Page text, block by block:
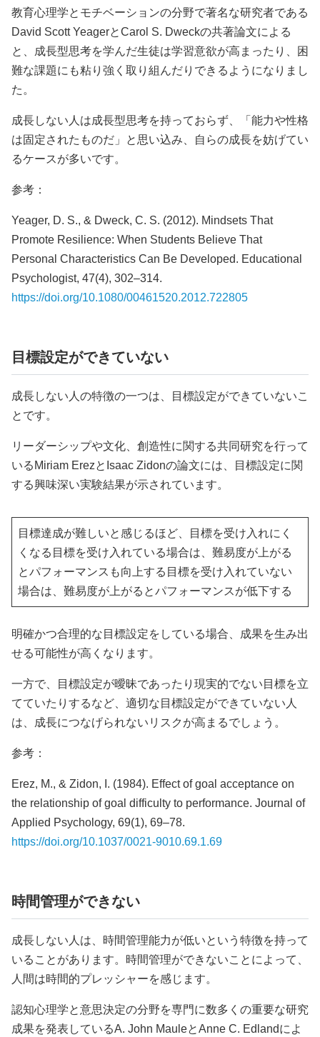
教育心理学とモチベーションの分野で著名な研究者である
David Scott YeagerとCarol S. Dweckの共著論文による
と、成長型思考を学んだ生徒は学習意欲が高まったり、困
難な課題にも粘り強く取り組んだりできるようになりまし
た。
成長しない人は成長型思考を持っておらず、「能力や性格
は固定されたものだ」と思い込み、自らの成長を妨げてい
るケースが多いです。
参考：
Yeager, D. S., & Dweck, C. S. (2012). Mindsets That
Promote Resilience: When Students Believe That
Personal Characteristics Can Be Developed. Educational
Psychologist, 47(4), 302–314.
https://doi.org/10.1080/00461520.2012.722805
目標設定ができていない
成長しない人の特徴の一つは、目標設定ができていないこ
とです。
リーダーシップや文化、創造性に関する共同研究を行って
いるMiriam ErezとIsaac Zidonの論文には、目標設定に関
する興味深い実験結果が示されています。
目標達成が難しいと感じるほど、目標を受け入れにく
くなる目標を受け入れている場合は、難易度が上がる
とパフォーマンスも向上する目標を受け入れていない
場合は、難易度が上がるとパフォーマンスが低下する
明確かつ合理的な目標設定をしている場合、成果を生み出
せる可能性が高くなります。
一方で、目標設定が曖昧であったり現実的でない目標を立
てていたりするなど、適切な目標設定ができていない人
は、成長につなげられないリスクが高まるでしょう。
参考：
Erez, M., & Zidon, I. (1984). Effect of goal acceptance on
the relationship of goal difficulty to performance. Journal of
Applied Psychology, 69(1), 69–78.
https://doi.org/10.1037/0021-9010.69.1.69
時間管理ができない
成長しない人は、時間管理能力が低いという特徴を持って
いることがあります。時間管理ができないことによって、
人間は時間的プレッシャーを感じます。
認知心理学と意思決定の分野を専門に数多くの重要な研究
成果を発表しているA. John MauleとAnne C. Edlandによ